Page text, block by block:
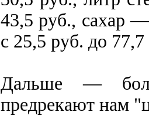
43,5 руб., сахар
с 25,5 руб. до
Дальше —
предрекают нам